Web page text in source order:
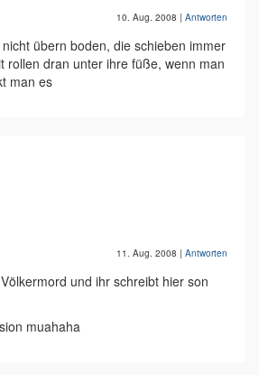
10. Aug. 2008 | Antworten
übern boden, die schieben immer
rollen dran unter ihre füße, wenn man
man es
11. Aug. 2008 | Antworten
und ihr schreibt hier son
muahaha